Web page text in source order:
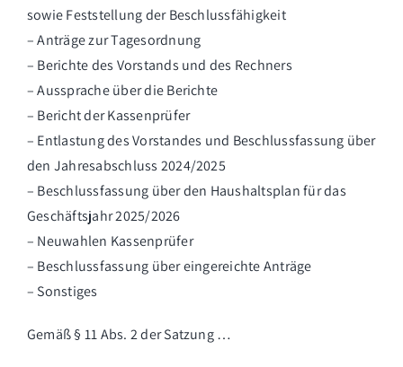
sowie Feststellung der Beschlussfähigkeit
– Anträge zur Tagesordnung
– Berichte des Vorstands und des Rechners
– Aussprache über die Berichte
– Bericht der Kassenprüfer
– Entlastung des Vorstandes und Beschlussfassung über
den Jahresabschluss 2024/2025
– Beschlussfassung über den Haushaltsplan für das
Geschäftsjahr 2025/2026
– Neuwahlen Kassenprüfer
– Beschlussfassung über eingereichte Anträge
– Sonstiges
Gemäß § 11 Abs. 2 der Satzung …